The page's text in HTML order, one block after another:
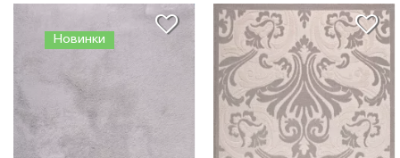
Новинки